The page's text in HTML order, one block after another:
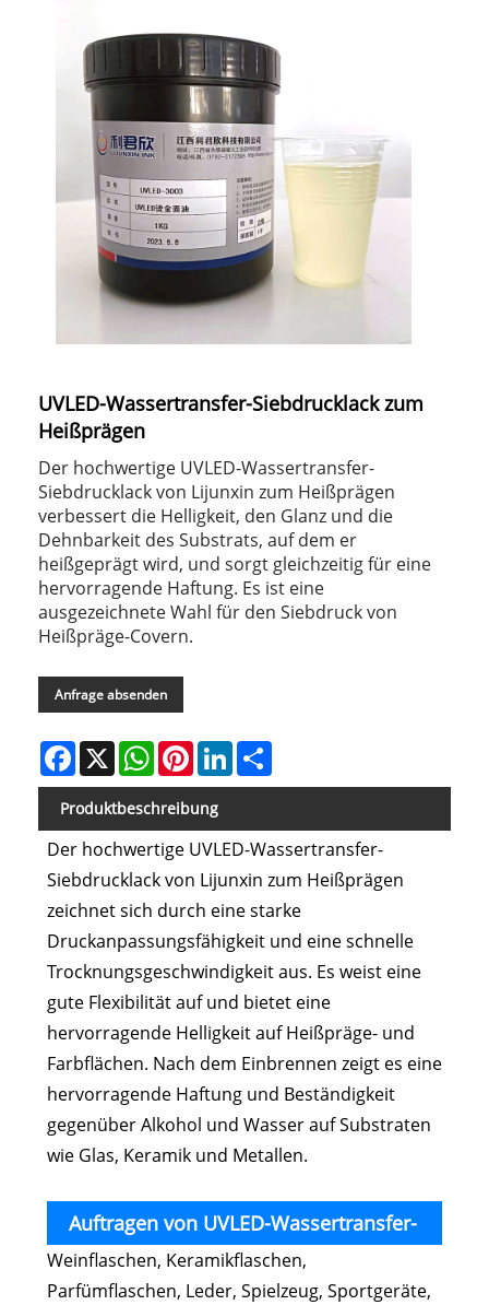
UVLED-Wassertransfer-Siebdrucklack zum
Heißprägen
Der hochwertige UVLED-Wassertransfer-
Siebdrucklack von Lijunxin zum Heißprägen
verbessert die Helligkeit, den Glanz und die
Dehnbarkeit des Substrats, auf dem er
heißgeprägt wird, und sorgt gleichzeitig für eine
hervorragende Haftung. Es ist eine
ausgezeichnete Wahl für den Siebdruck von
Heißpräge-Covern.
Anfrage absenden
Facebook
X WhatsAppPinterestLinkedIn
Produktbeschreibung
Der hochwertige UVLED-Wassertransfer-
Siebdrucklack von Lijunxin zum Heißprägen
zeichnet sich durch eine starke
Druckanpassungsfähigkeit und eine schnelle
Trocknungsgeschwindigkeit aus. Es weist eine
gute Flexibilität auf und bietet eine
hervorragende Helligkeit auf Heißpräge- und
Farbflächen. Nach dem Einbrennen zeigt es eine
hervorragende Haftung und Beständigkeit
gegenüber Alkohol und Wasser auf Substraten
wie Glas, Keramik und Metallen.
Auftragen von UVLED-Wassertransfer-
Siebdrucklack zum Heißprägen
Weinflaschen, Keramikflaschen,
Parfümflaschen, Leder, Spielzeug, Sportgeräte,